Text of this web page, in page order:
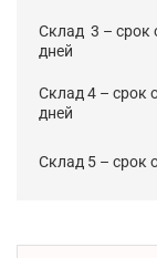
Cклад 3 – срок
дней
Склад 4 – срок
дней
Склад 5 – срок